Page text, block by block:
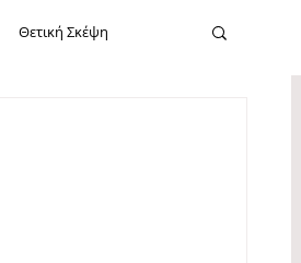
Θετική Σκέψη